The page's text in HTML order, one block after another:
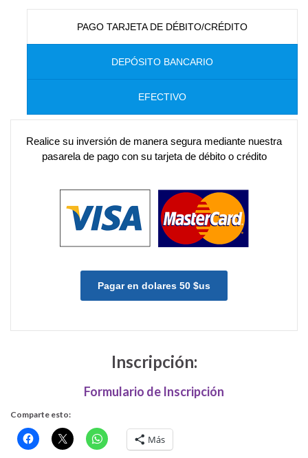
PAGO TARJETA DE DÉBITO/CRÉDITO
DEPÓSITO BANCARIO
EFECTIVO
Realice su inversión de manera segura mediante nuestra
pasarela de pago con su tarjeta de débito o crédito
Pagar en dolares 50 $us
Inscripción:
Formulario de Inscripción
Comparte esto:
Más